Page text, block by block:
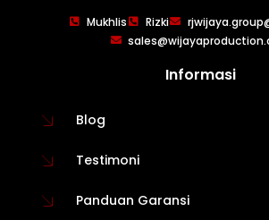
WIJAYA PRODUCTION
Mukhlis Rizki
Informasi
Blog
Testimoni
Panduan Garansi